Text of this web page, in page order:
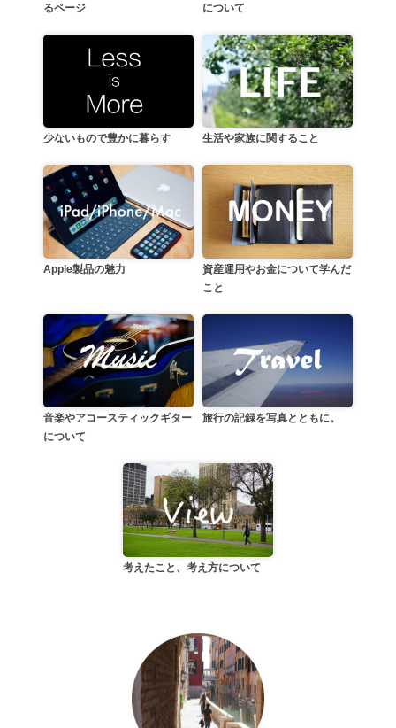
るページ
について
少ないもので豊かに暮らす 生活や家族に関すること
Apple製品の魅力
資産運用やお金について学んだ
こと
音楽やアコースティックギター
について
旅行の記録を写真とともに。
考えたこと、考え方について